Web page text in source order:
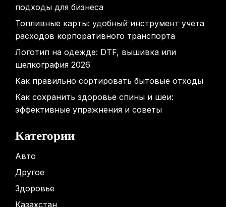
подходы для бизнеса
Топливные карты: удобный инструмент учета
расходов корпоративного транспорта
Логотип на одежде: DTF, вышивка или
шелкография 2026
Как правильно сортировать бытовые отходы
Как сохранить здоровье спины и шеи:
эффективные упражнения и советы
Категории
Авто
Другое
Здоровье
Казахстан